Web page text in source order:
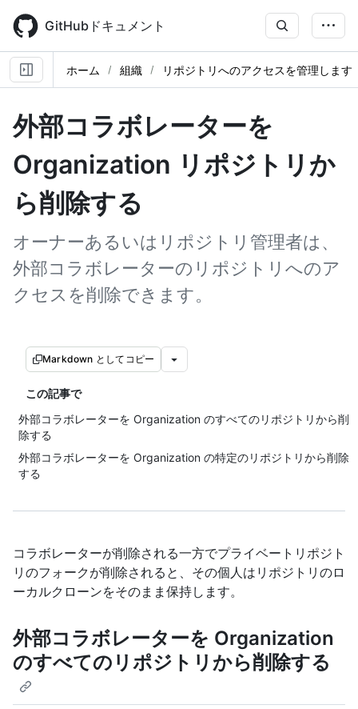
main
content
GitHubドキュメント
ホーム 組織 リポジトリへのアクセスを管理します
外部コラボレーターを
Organization リポジトリか
ら削除する
オーナーあるいはリポジトリ管理者は、
外部コラボレーターのリポジトリへのア
クセスを削除できます。
Markdown としてコピー
この記事で
外部コラボレーターを Organization のすべてのリポジトリから削
除する
外部コラボレーターを Organization の特定のリポジトリから削除
する
コラボレーターが削除される一方でプライベートリポジト
リのフォークが削除されると、その個人はリポジトリのロ
ーカルクローンをそのまま保持します。
外部コラボレーターを Organization
のすべてのリポジトリから削除する